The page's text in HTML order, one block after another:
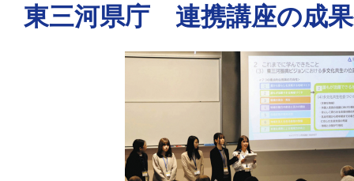
東三河県庁 連携講座の成